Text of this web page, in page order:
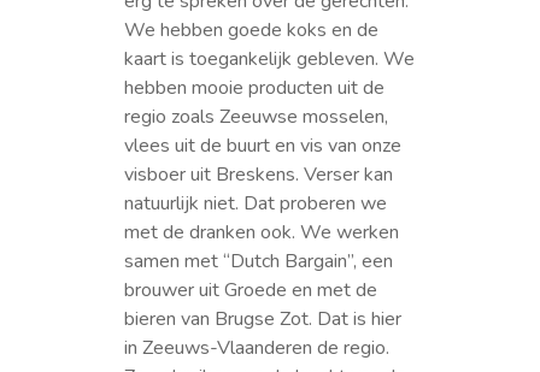
We hebben goede koks en de
kaart is toegankelijk gebleven. We
hebben mooie producten uit de
regio zoals Zeeuwse mosselen,
vlees uit de buurt en vis van onze
visboer uit Breskens. Verser kan
natuurlijk niet. Dat proberen we
met de dranken ook. We werken
samen met “Dutch Bargain”, een
brouwer uit Groede en met de
bieren van Brugse Zot. Dat is hier
in Zeeuws-Vlaanderen de regio.